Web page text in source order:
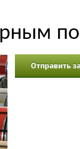
Отправить